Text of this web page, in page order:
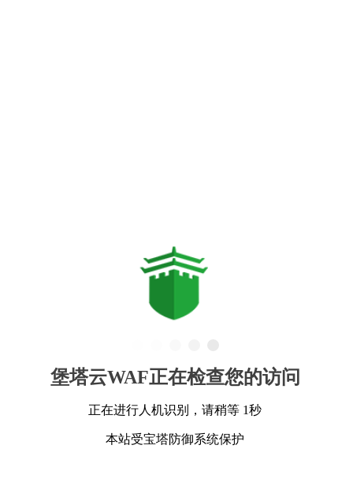
堡塔云WAF正在检查您的访问
正在进行人机识别，请稍等 1秒
本站受宝塔防御系统保护